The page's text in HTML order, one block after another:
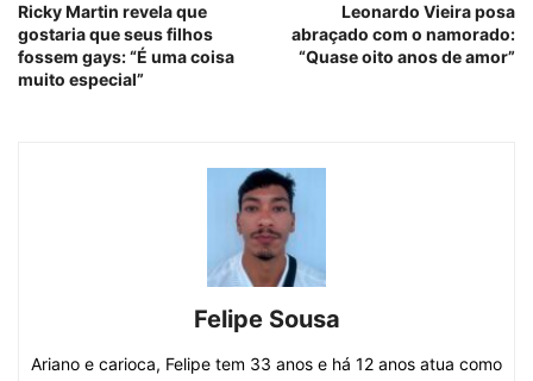
Ricky Martin revela que
gostaria que seus filhos
fossem gays: “É uma coisa
muito especial”
Leonardo Vieira posa
abraçado com o namorado:
“Quase oito anos de amor”
Felipe Sousa
Ariano e carioca, Felipe tem 33 anos e há 12 anos atua como